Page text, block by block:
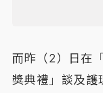
而昨（2）日在
獎典禮」談及護